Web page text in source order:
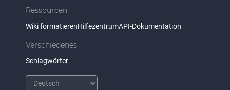
Ressourcen
Wiki formatierenHilfezentrumAPI-Dokumentation
Verschiedenes
Schlagwörter